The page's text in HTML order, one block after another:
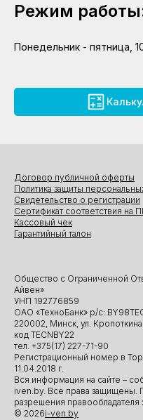
Режим
Понедельник - пятница,
Общество с Ограниченной
Айвен»
УНП 192776859
ОАО «ТехноБанк» р/с:
220002, Минск, ул.
код TECNBY22
тел. +375(17) 227-71-90
Регистрационный номер в
11.04.2018 г.
Вся информация на сайте –
iven.by. Все права защищены.
разрешения правообладателя
© 2026i-ven.by
Договор публичной оферты
Политика защиты
Свидетельство о регистрации
Сертификат соответствия на
Кассовый чек
Гарантийный талон